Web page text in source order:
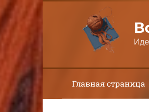
Перейти
к
контенту
Главная страница